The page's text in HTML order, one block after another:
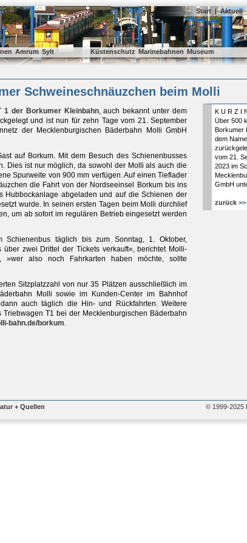
Start | Aktuell
Amrum Sylt Küstenschutz Marinebahnen Museum
Schweineschnäuzchen beim Molli
K U R Z I
Über 500
Borkumer
dem
vom 21.
2023 im
GmbH
zurück >>
1 der Borkumer Kleinbahn, auch bekannt unter dem
und ist nun für zehn Tage vom 21. September
der Mecklenburgischen Bäderbahn Molli GmbH
auf Borkum. Mit dem Besuch des Schienenbusses
Dies ist nur möglich, da sowohl der Molli als auch die
Spurweite von 900 mm verfügen. Auf einen Tieflader
die Fahrt von der Nordseeinsel Borkum bis ins
Hubbockanlage abgeladen und auf die Schienen der
wurde. In seinen ersten Tagen beim Molli durchlief
um ab sofort im regulären Betrieb eingesetzt werden
täglich bis zum Sonntag, 1. Oktober,
zwei Drittel der Tickets verkauft«, berichtet Molli-
»wer also noch Fahrkarten haben möchte, sollte
Sitzplatzzahl von nur 35 Plätzen ausschließlich im
Molli sowie im Kunden-Center im Bahnhof
auch täglich die Hin- und Rückfahrten. Weitere
Triebwagen T1 bei der Mecklenburgischen Bäderbahn
bahn.de/borkum.
+ Quellen © 1999-2025